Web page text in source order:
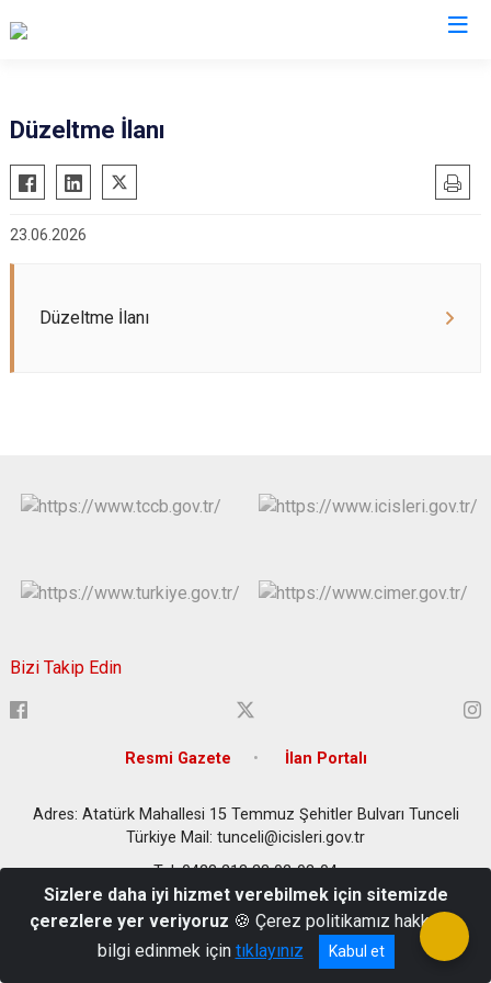
Düzeltme İlanı
23.06.2026
Düzeltme İlanı
Bizi Takip Edin
Resmi Gazete İlan Portalı
Adres: Atatürk Mahallesi 15 Temmuz Şehitler Bulvarı Tunceli
Türkiye Mail: tunceli@icisleri.gov.tr
Tel: 0428 213 33 02-03-04
Sizlere daha iyi hizmet verebilmek için sitemizde
çerezlere yer veriyoruz 🍪 Çerez politikamız hakkında
bilgi edinmek için tıklayınız Kabul et